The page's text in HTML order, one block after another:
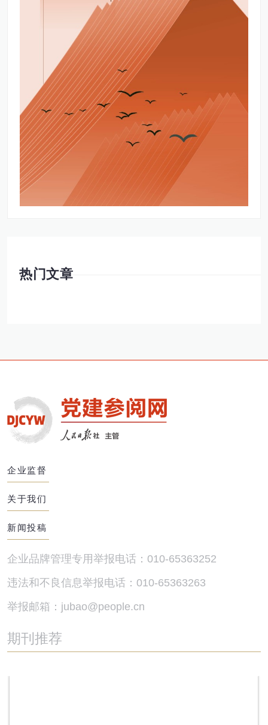
热门文章
企业监督
关于我们
新闻投稿
企业品牌管理专用举报电话：010-65363252
违法和不良信息举报电话：010-65363263
举报邮箱：jubao@people.cn
期刊推荐